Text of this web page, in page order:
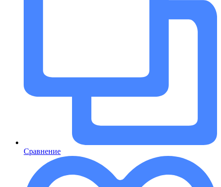
Сравнение